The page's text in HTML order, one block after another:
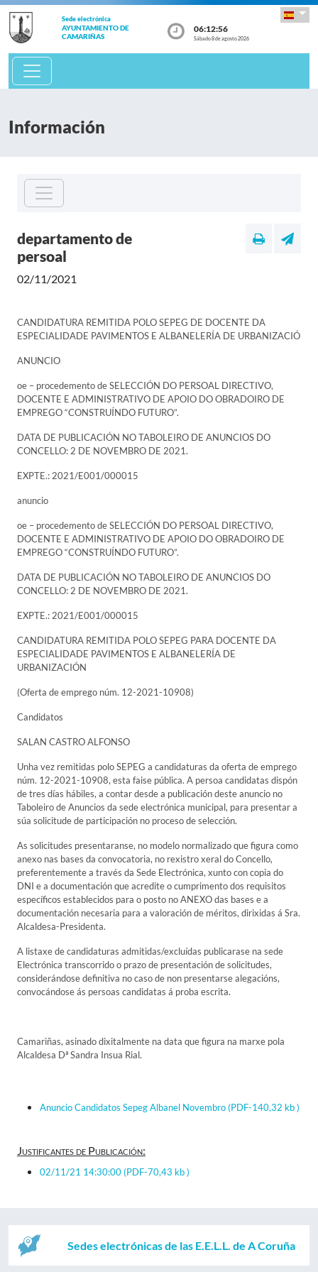
Sede electrónica
AYUNTAMIENTO DE
CAMARIÑAS
06:12:56
Sábado 8 de agosto 2026
Información
departamento de
persoal
02/11/2021
CANDIDATURA REMITIDA POLO SEPEG DE DOCENTE DA
ESPECIALIDADE PAVIMENTOS E ALBANELERÍA DE URBANIZACIÓ
ANUNCIO
oe – procedemento de SELECCIÓN DO PERSOAL DIRECTIVO,
DOCENTE E ADMINISTRATIVO DE APOIO DO OBRADOIRO DE
EMPREGO “CONSTRUÍNDO FUTURO”.
DATA DE PUBLICACIÓN NO TABOLEIRO DE ANUNCIOS DO
CONCELLO: 2 DE NOVEMBRO DE 2021.
EXPTE.: 2021/E001/000015
anuncio
oe – procedemento de SELECCIÓN DO PERSOAL DIRECTIVO,
DOCENTE E ADMINISTRATIVO DE APOIO DO OBRADOIRO DE
EMPREGO “CONSTRUÍNDO FUTURO”.
DATA DE PUBLICACIÓN NO TABOLEIRO DE ANUNCIOS DO
CONCELLO: 2 DE NOVEMBRO DE 2021.
EXPTE.: 2021/E001/000015
CANDIDATURA REMITIDA POLO SEPEG PARA DOCENTE DA
ESPECIALIDADE PAVIMENTOS E ALBANELERÍA DE
URBANIZACIÓN
(Oferta de emprego núm. 12-2021-10908)
Candidatos
SALAN CASTRO ALFONSO
Unha vez remitidas polo SEPEG a candidaturas da oferta de emprego
núm. 12-2021-10908, esta faise pública. A persoa candidatas dispón
de tres días hábiles, a contar desde a publicación deste anuncio no
Taboleiro de Anuncios da sede electrónica municipal, para presentar a
súa solicitude de participación no proceso de selección.
As solicitudes presentaranse, no modelo normalizado que figura como
anexo nas bases da convocatoria, no rexistro xeral do Concello,
preferentemente a través da Sede Electrónica, xunto con copia do
DNI e a documentación que acredite o cumprimento dos requisitos
específicos establecidos para o posto no ANEXO das bases e a
documentación necesaria para a valoración de méritos, dirixidas á Sra.
Alcaldesa-Presidenta.
A listaxe de candidaturas admitidas/excluídas publicarase na sede
Electrónica transcorrido o prazo de presentación de solicitudes,
considerándose definitiva no caso de non presentarse alegacións,
convocándose ás persoas candidatas á proba escrita.
Camariñas, asinado dixitalmente na data que figura na marxe pola
Alcaldesa Dª Sandra Insua Rial.
Anuncio Candidatos Sepeg Albanel Novembro(PDF-140,32 kb )
Justificantes de Publicación:
02/11/21 14:30:00(PDF-70,43 kb )
Sedes electrónicas de las E.E.L.L. de A Coruña